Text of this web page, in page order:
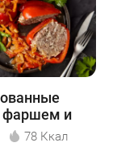
фаршем и
78 Ккал